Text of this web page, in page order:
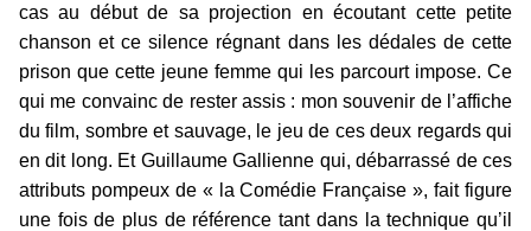
cas au début de sa projection en écoutant cette petite
chanson et ce silence régnant dans les dédales de cette
prison que cette jeune femme qui les parcourt impose. Ce
qui me convainc de rester assis : mon souvenir de l’affiche
du film, sombre et sauvage, le jeu de ces deux regards qui
en dit long. Et Guillaume Gallienne qui, débarrassé de ces
attributs pompeux de « la Comédie Française », fait figure
une fois de plus de référence tant dans la technique qu’il